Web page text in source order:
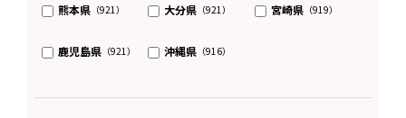
熊本県（921） 大分県 （921） 宮崎県 （919）
鹿児島県（921） 沖縄県 （916）